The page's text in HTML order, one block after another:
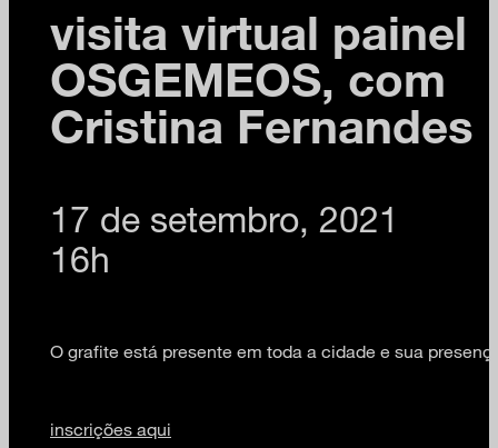
visita virtual painel
OSGEMEOS, com
Cristina Fernandes
17 de setembro, 2021
16h
O grafite está presente em toda a cidade e sua
inscrições aqui